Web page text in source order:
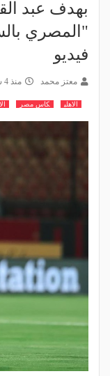
بهدف عبد
"المصري
فيديو
معتز محمد منذ 4 سنوات
الاهلي كاس مصر